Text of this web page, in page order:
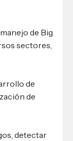
de Big
sectores,
de
de
detectar